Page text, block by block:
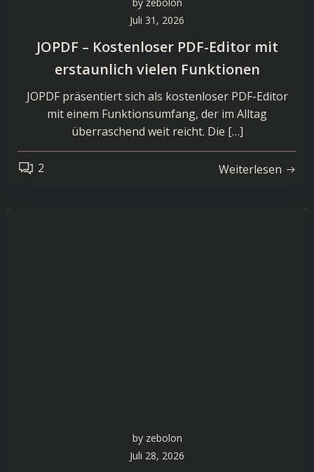
Juli 31, 2026
JOPDF – Kostenloser PDF-Editor mit
erstaunlich vielen Funktionen
JOPDF präsentiert sich als kostenloser PDF-Editor
mit einem Funktionsumfang, der im Alltag
überraschend weit reicht. Die […]
2 Weiterlesen
by zebolon
Juli 28, 2026